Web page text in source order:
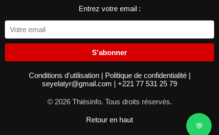
Entrez votre email :
S'abonner
Conditions d'utilisation | Politique de confidentialité |
seyelatyr@gmail.com | +221 77 531 25 79
© 2026 Thièsinfo. Tous droits réservés.
Retour en haut
💬